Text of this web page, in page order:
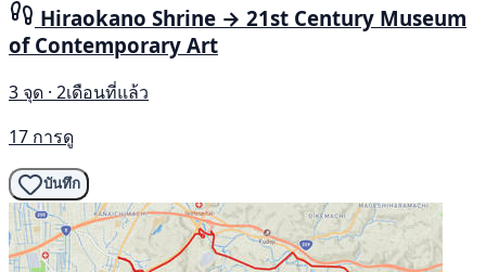
Hiraokano Shrine → 21st Century Museum
of Contemporary Art
3 จุด · 2เดือนที่แล้ว
17 การดู
บันทึก